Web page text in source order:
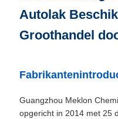
Autolak
Groothandel
Guangzhou Meklon
opgericht in 2014 met 25